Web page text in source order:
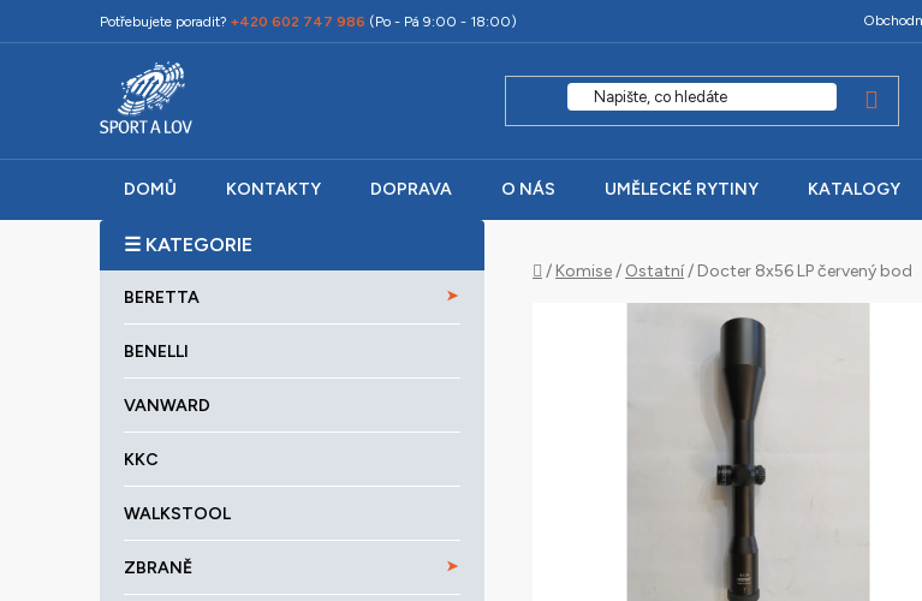
na
Potřebujete poradit? +420 602 747 986 (Po - Pá 9:00 - 18:00)
DOMŮ KONTAKTY DOPRAVA O NÁS UMĚLECKÉ RYTINY KATALOGY
P
o
kategorie
BERETTA
BENELLI
VANWARD
KKC
WALKSTOOL
ZBRANĚ
Domů
/ Komise/ Ostatní/ Docter 8x56 LP červený bod